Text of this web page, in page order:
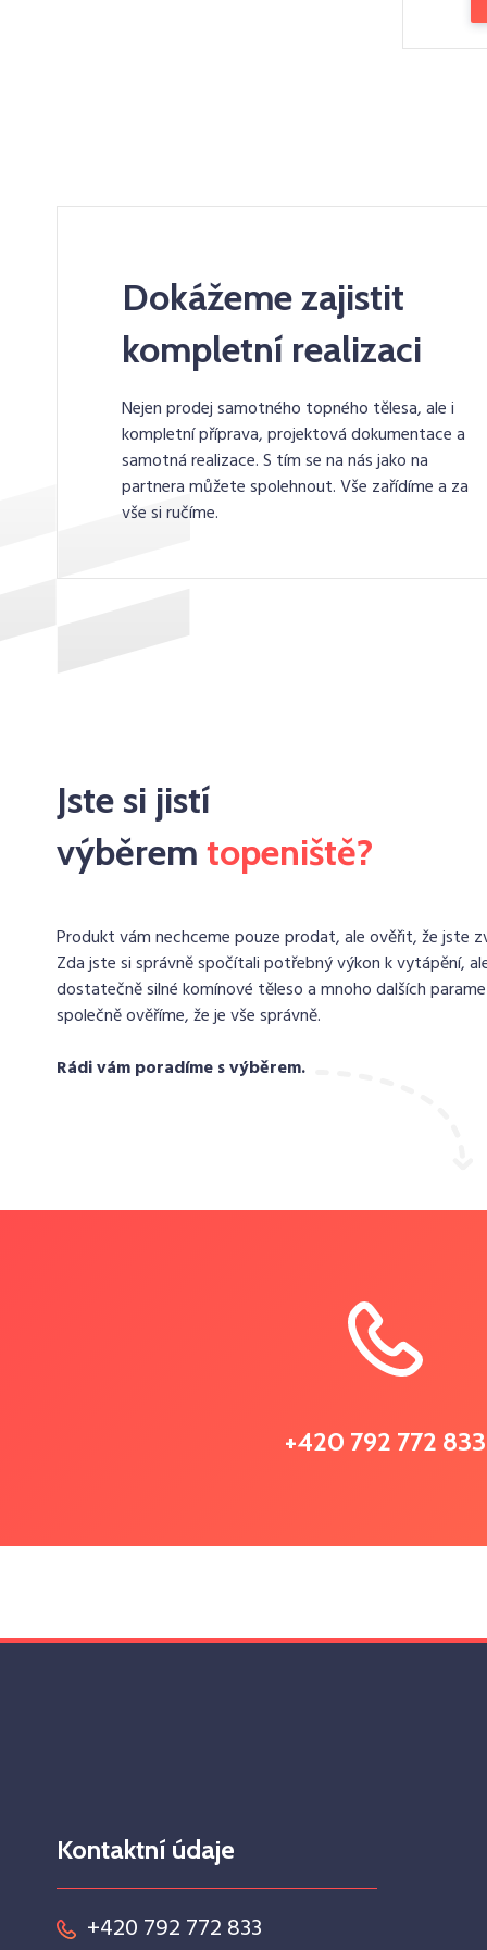
Dokážeme zajistit
kompletní realizaci
Nejen prodej samotného topného tělesa, ale i
kompletní příprava, projektová dokumentace a
samotná realizace. S tím se na nás jako na
partnera můžete spolehnout. Vše zařídíme a za
vše si ručíme.
Jste si jistí
výběrem topeniště?
Produkt vám nechceme pouze prodat, ale ověřit, že jste
Zda jste si správně spočítali potřebný výkon k vytápění,
dostatečně silné komínové těleso a mnoho dalších
společně ověříme, že je vše správně.
Rádi vám poradíme s výběrem.
+420 792 772 833
Kontaktní údaje
+420 792 772 833